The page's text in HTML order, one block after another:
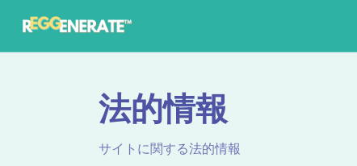
法的情報
サイトに関する法的情報